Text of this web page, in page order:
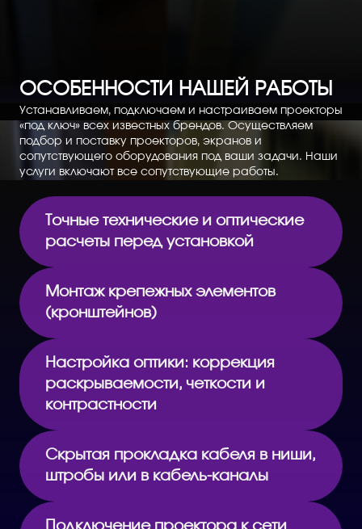
ОСОБЕННОСТИ НАШЕЙ РАБОТЫ
Устанавливаем, подключаем и настраиваем проекторы
«под ключ» всех известных брендов. Осуществляем
подбор и поставку проекторов, экранов и
сопутствующего оборудования под ваши задачи. Наши
услуги включают все сопутствующие работы.
Точные технические и оптические
расчеты перед установкой
Монтаж крепежных элементов
(кронштейнов)
Настройка оптики: коррекция
раскрываемости, четкости и
контрастности
Скрытая прокладка кабеля в ниши,
штробы или в кабель-каналы